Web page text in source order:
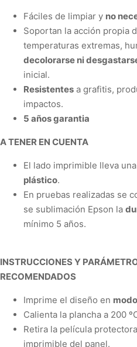
Fáciles de limpiar y no
Soportan la acción propia
temperaturas extremas,
decolorarse ni
inicial.
Resistentes a grafitis,
impactos.
5 años garantia
A TENER EN CUENTA
El lado imprimible lleva una
plástico.
En pruebas realizadas se
se sublimación Epson la
mínimo 5 años.
INSTRUCCIONES Y
RECOMENDADOS
Imprime el diseño en
Calienta la plancha a 200
Retira la película
imprimible del panel.